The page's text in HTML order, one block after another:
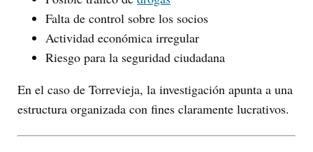
Falta de control sobre los socios
Actividad económica irregular
Riesgo para la seguridad ciudadana
En el caso de Torrevieja, la investigación apunta a una
estructura organizada con fines claramente lucrativos.